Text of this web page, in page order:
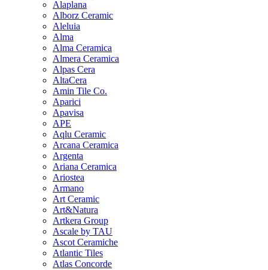
Alaplana
Alborz Ceramic
Aleluia
Alma
Alma Ceramica
Almera Ceramica
Alpas Cera
AltaCera
Amin Tile Co.
Aparici
Apavisa
APE
Aqlu Ceramic
Arcana Ceramica
Argenta
Ariana Ceramica
Ariostea
Armano
Art Ceramic
Art&Natura
Artkera Group
Ascale by TAU
Ascot Ceramiche
Atlantic Tiles
Atlas Concorde